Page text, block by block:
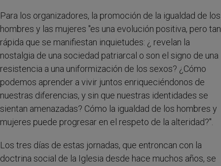
Para los organizadores, la promoción de la igualdad de los
hombres y las mujeres "es una evolución positiva, pero tan
rápida que se manifiestan inquietudes: ¿ revelan la
nostalgia de una sociedad patriarcal o son el signo de una
resistencia a una uniformización de los sexos? ¿Cómo
podemos aprender a vivir juntos enriqueciéndonos de
nuestras diferencias, y sin que nuestras identidades se
sientan amenazadas? Cómo la igualdad de los hombres y
mujeres puede progresar en el respeto de la alteridad?".
Los tres días de estas jornadas, que entroncan con la
doctrina social de la Iglesia desde hace muchos años, se